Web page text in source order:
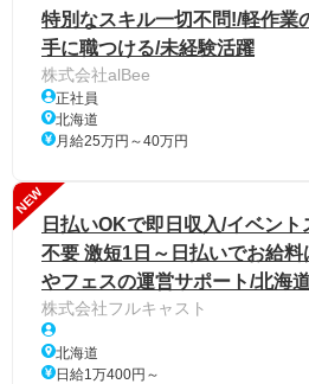
特別なスキル一切不問!/軽作業
手に職つける/未経験活躍
株式会社alBee
正社員
北海道
月給25万円～40万円
NEW
日払いOKで即日収入/イベン
不要 激短1日～日払いでお給
やフェスの運営サポート/北海
株式会社フルキャスト
北海道
日給1万400円～